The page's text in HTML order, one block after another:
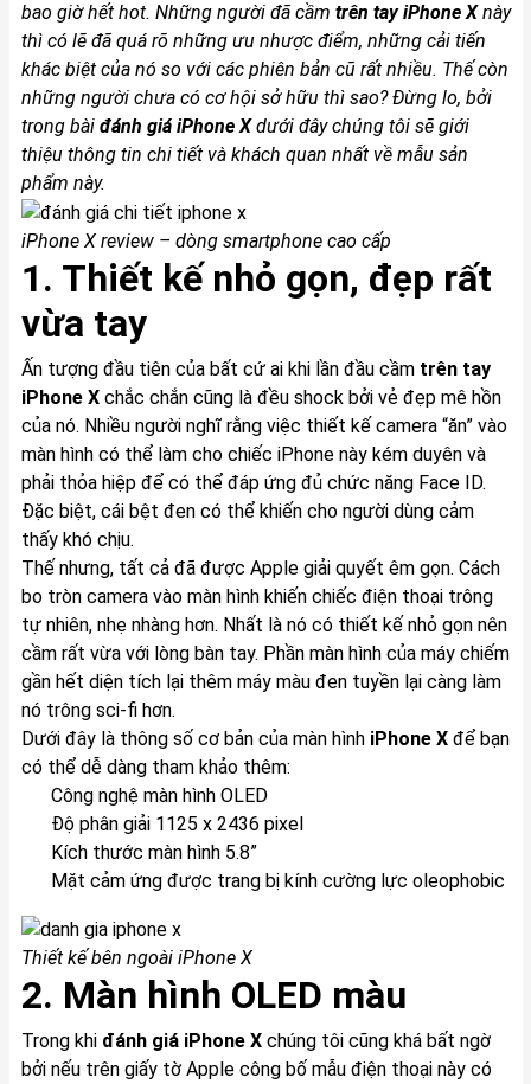
bao giờ hết hot. Những người đã cầm trên tayiPhone X này
thì có lẽ đã quá rõ những ưu nhược điểm, những cải tiến
khác biệt của nó so với các phiên bản cũ rất nhiều. Thế còn
những người chưa có cơ hội sở hữu thì sao? Đừng lo, bởi
trong bài đánh giá iPhone X dưới đây chúng tôi sẽ giới
thiệu thông tin chi tiết và khách quan nhất về mẫu sản
phẩm này.
iPhone Xreview – dòng smartphone cao cấp
1. Thiết kế nhỏ gọn, đẹp rất
vừa tay
Ấn tượng đầu tiên của bất cứ ai khi lần đầu cầm trên tay
iPhone Xchắc chắn cũng là đều shock bởi vẻ đẹp mê hồn
của nó. Nhiều người nghĩ rằng việc thiết kế camera “ăn” vào
màn hình có thể làm cho chiếc iPhone này kém duyên và
phải thỏa hiệp để có thể đáp ứng đủ chức năng Face ID.
Đặc biệt, cái bệt đen có thể khiến cho người dùng cảm
thấy khó chịu.
Thế nhưng, tất cả đã được Apple giải quyết êm gọn. Cách
bo tròn camera vào màn hình khiến chiếc điện thoại trông
tự nhiên, nhẹ nhàng hơn. Nhất là nó có thiết kế nhỏ gọn nên
cầm rất vừa với lòng bàn tay. Phần màn hình của máy chiếm
gần hết diện tích lại thêm máy màu đen tuyền lại càng làm
nó trông sci-fi hơn.
Dưới đây là thông số cơ bản của màn hình iPhone Xđể bạn
có thể dễ dàng tham khảo thêm:
Công nghệ màn hình OLED
Độ phân giải 1125 x 2436 pixel
Kích thước màn hình 5.8”
Mặt cảm ứng được trang bị kính cường lực oleophobic
Thiết kế bên ngoài iPhone X
2. Màn hình OLED màu
Trong khi đánh giáiPhone Xchúng tôi cũng khá bất ngờ
bởi nếu trên giấy tờ Apple công bố mẫu điện thoại này có